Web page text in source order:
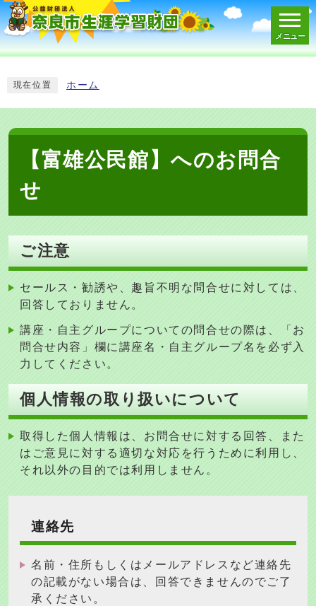
メニュー
現在位置 ホーム
【富雄公民館】へのお問合
せ
ご注意
セールス・勧誘や、趣旨不明な問合せに対しては、
回答しておりません。
講座・自主グループについての問合せの際は、「お
問合せ内容」欄に講座名・自主グループ名を必ず入
力してください。
個人情報の取り扱いについて
取得した個人情報は、お問合せに対する回答、また
はご意見に対する適切な対応を行うために利用し、
それ以外の目的では利用しません 。
連絡先
名前・住所もしくはメールアドレスなど連絡先
の記載がない場合は、回答できませんのでご了
承ください。